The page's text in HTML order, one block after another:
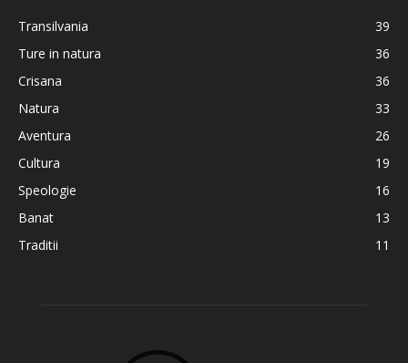
Transilvania
39
Ture in natura
36
Crisana
36
Natura
33
Aventura
26
Cultura
19
Speologie
16
Banat
13
Traditii
11